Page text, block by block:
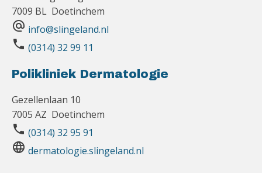
7009 BL Doetinchem
alternate_email info@slingeland.nl
phone (0314) 32 99 11
Polikliniek Dermatologie
Gezellenlaan 10
7005 AZ Doetinchem
phone (0314) 32 95 91
language dermatologie.slingeland.nl